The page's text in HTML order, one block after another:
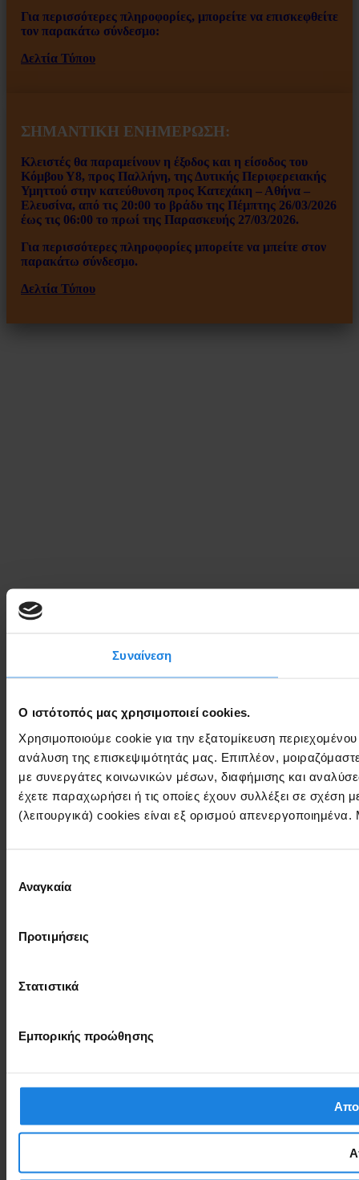
Συναίνεση
Ο ιστότοπός μας χρησιμοποιεί cookies.
Χρησιμοποιούμε cookie για την εξατομίκευση
ανάλυση της επισκεψιμότητάς μας. Επιπλέον,
με συνεργάτες κοινωνικών μέσων, διαφήμισης και
έχετε παραχωρήσει ή τις οποίες έχουν συλλέξει σε
(λειτουργικά) cookies είναι εξ ορισμού
συγκατάθεσης
Αναγκαία
Προτιμήσεις
Στατιστικά
Εμπορικής προώθησης
Για περισσότερες πληροφορίες, μπορείτε να επισκεφθείτε
τον παρακάτω σύνδεσμο:
Δελτία Τύπου
ΣΗΜΑΝΤΙΚΗ ΕΝΗΜΕΡΩΣΗ:
Κλειστές θα παραμείνουν η έξοδος και η είσοδος του
Κόμβου Υ8, προς Παλλήνη, της Δυτικής Περιφερειακής
Υμηττού στην κατεύθυνση προς Κατεχάκη – Αθήνα –
Ελευσίνα, από τις 20:00 το βράδυ της Πέμπτης 26/03/2026
έως τις 06:00 το πρωί της Παρασκευής 27/03/2026.
Για περισσότερες πληροφορίες μπορείτε να μπείτε στον
παρακάτω σύνδεσμο.
Δελτία Τύπου